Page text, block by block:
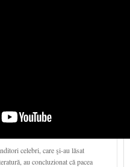
celebri, care şi-au lăsat
au concluzionat că pacea